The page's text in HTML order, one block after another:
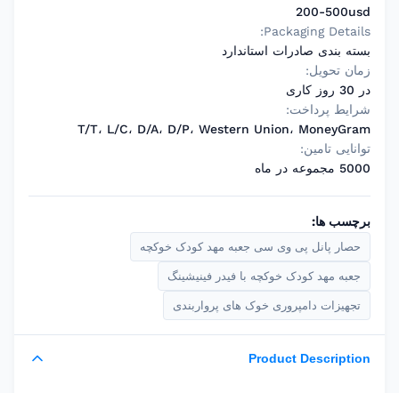
200-500usd
Packaging Details:
بسته بندی صادرات استاندارد
زمان تحویل:
در 30 روز کاری
شرایط پرداخت:
T/T، L/C، D/A، D/P، Western Union، MoneyGram
توانایی تامین:
5000 مجموعه در ماه
برچسب ها:
حصار پانل پی وی سی جعبه مهد کودک خوکچه
جعبه مهد کودک خوکچه با فیدر فینیشینگ
تجهیزات دامپروری خوک های پرواربندی
Product Description